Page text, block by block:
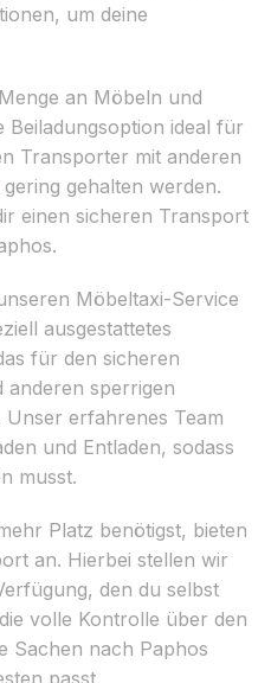
um deine
an Möbeln und
Beiladungsoption ideal für
Transporter mit anderen
gering gehalten werden.
einen sicheren Transport
Möbeltaxi-Service
ausgestattetes
für den sicheren
sperrigen
Unser erfahrenes Team
und Entladen, sodass
musst.
Platz benötigst, bieten
an. Hierbei stellen wir
den du selbst
volle Kontrolle über den
Sachen nach Paphos
passt.